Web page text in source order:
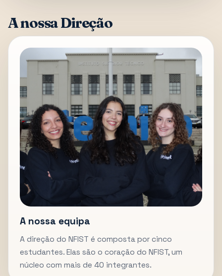
A nossa Direção
A nossa equipa
A direção do NFIST é composta por cinco
estudantes. Elas são o coração do NFIST, um
núcleo com mais de 40 integrantes.